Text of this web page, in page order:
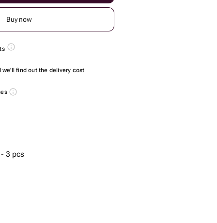
Buy now
we'll find out the delivery cost
3 pcs